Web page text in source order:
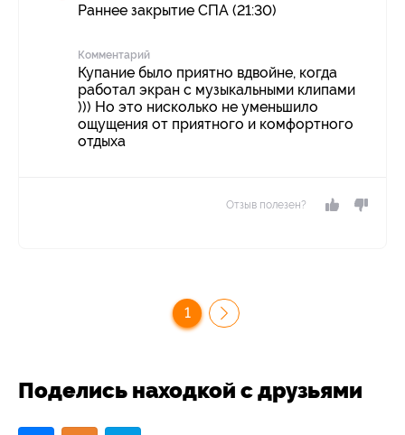
Раннее закрытие СПА (21:30)
Комментарий
Купание было приятно вдвойне, когда
работал экран с музыкальными клипами
))) Но это нисколько не уменьшило
ощущения от приятного и комфортного
отдыха
Отзыв полезен?
1
Поделись находкой с друзьями